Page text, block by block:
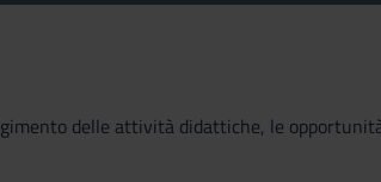
delle attività didattiche, le